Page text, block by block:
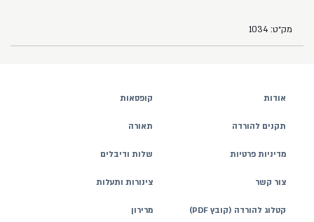
מק״ט: 1034
אודות
תקנים להורדה
מדיניות פרטיות
צור קשר
קטלוג להורדה (קובץ PDF)
קופסאות
תאורה
שלות ודיבלים
צינורות ותעלות
מרירון